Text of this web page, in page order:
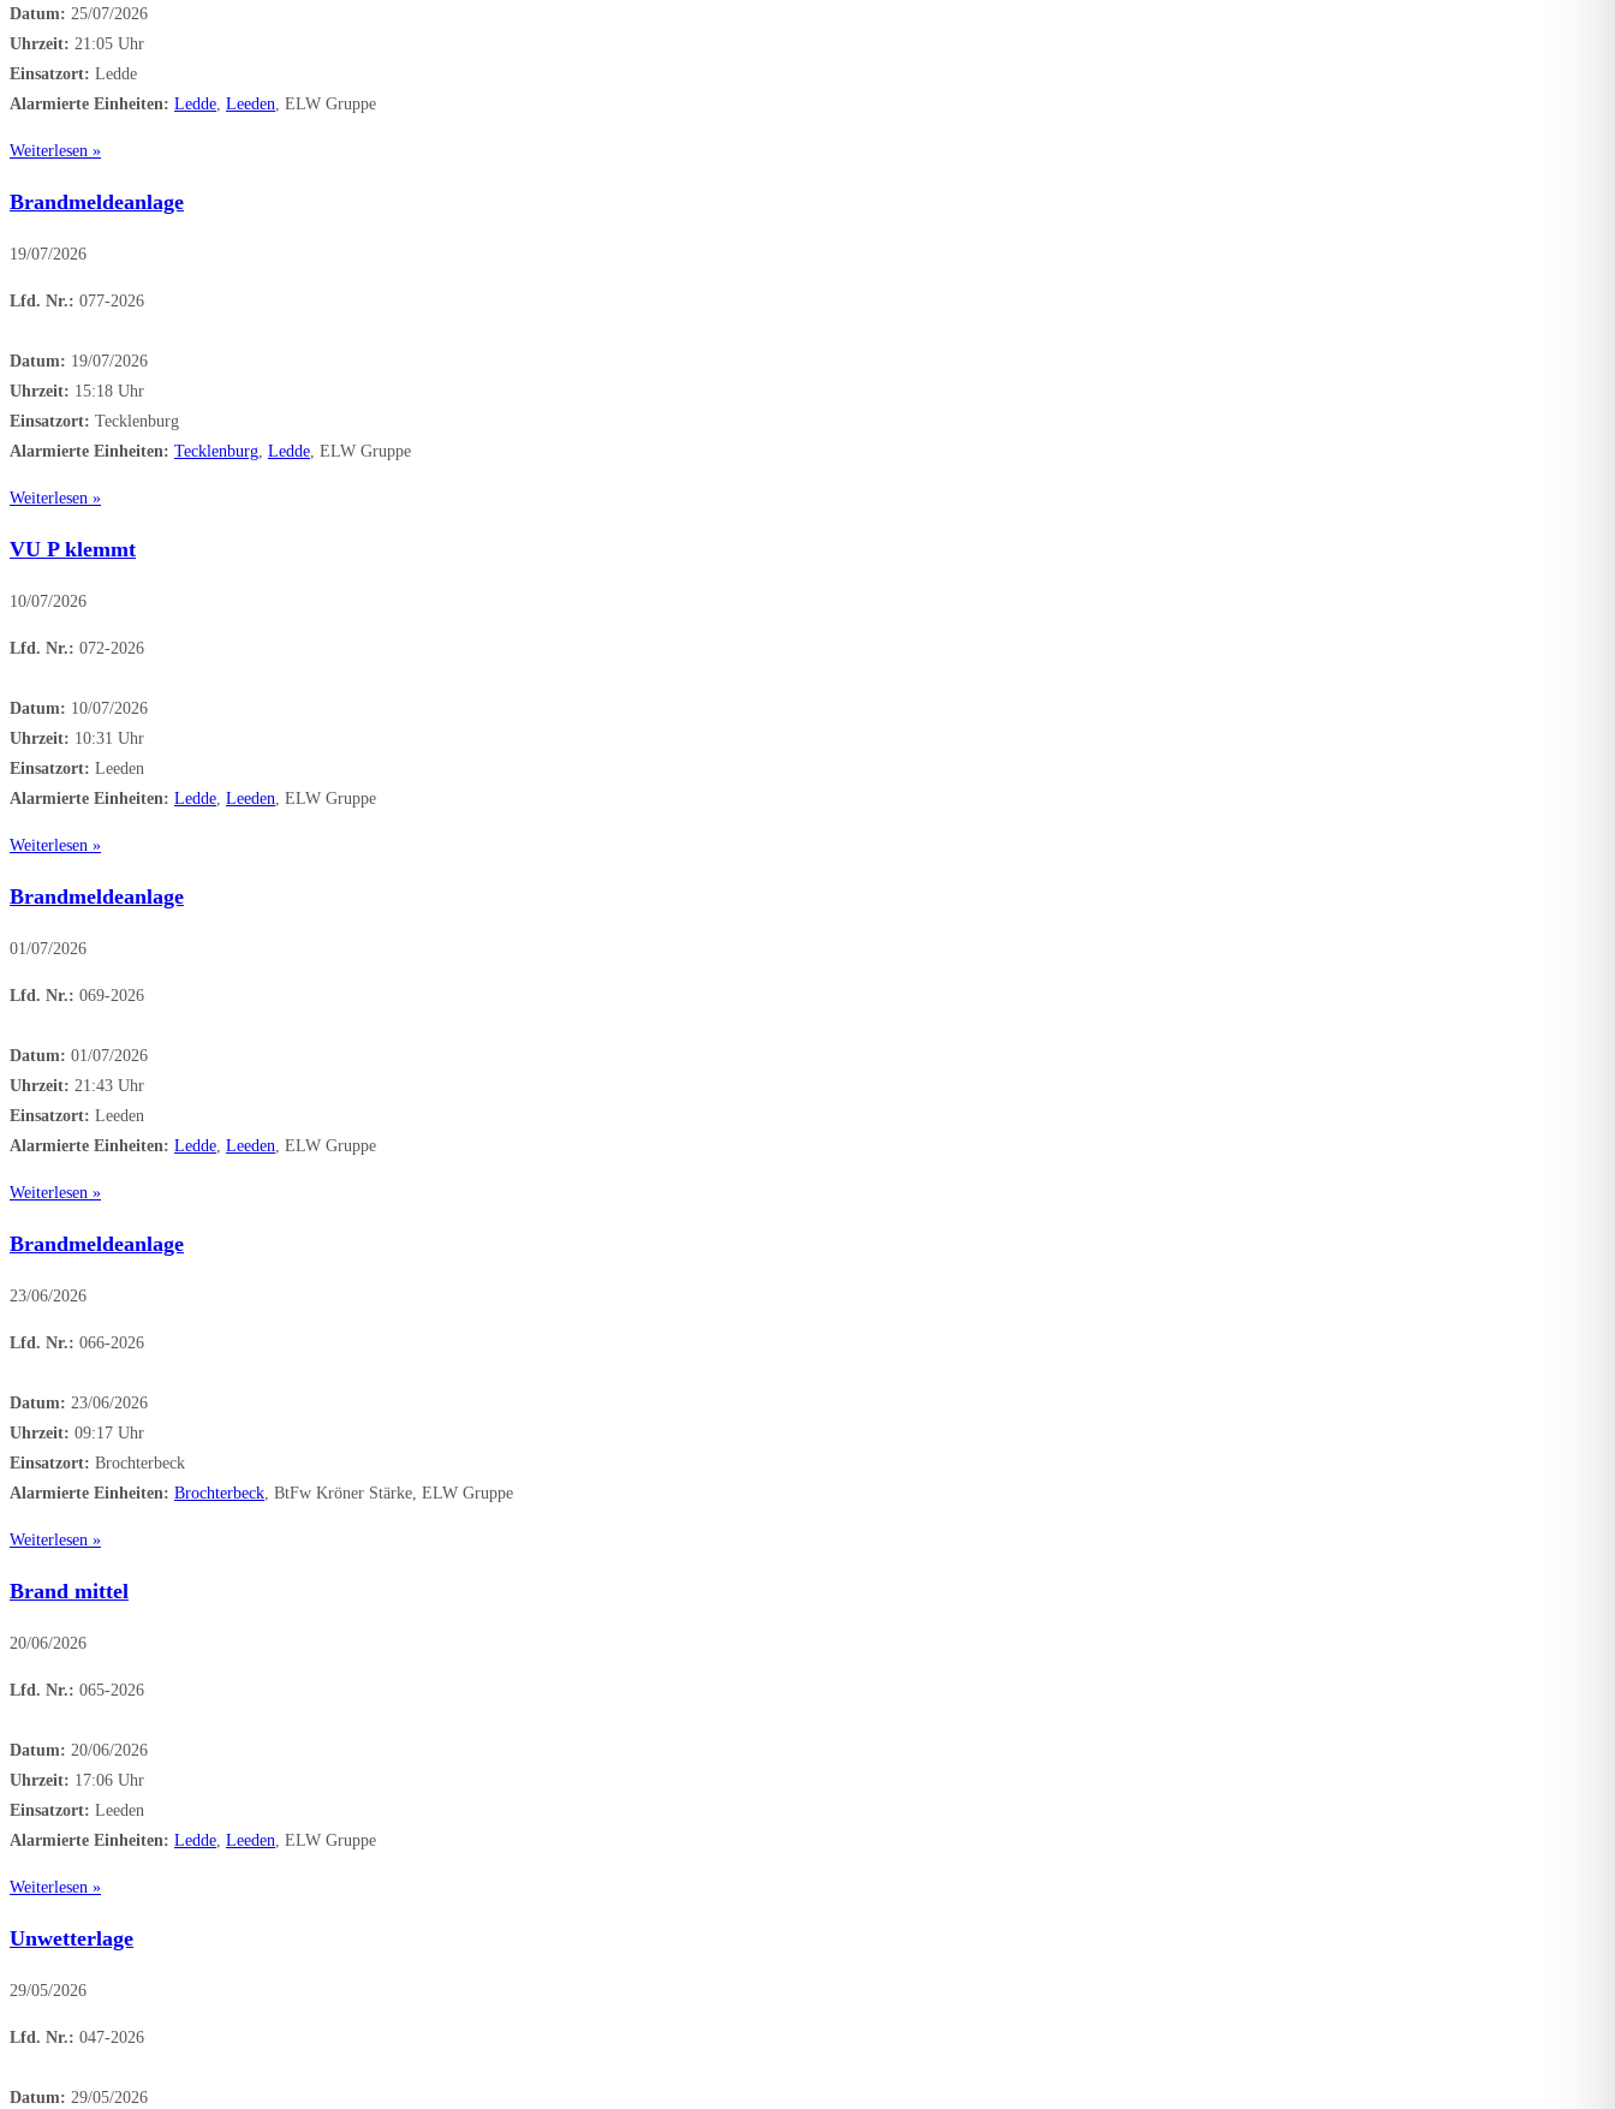
Datum: 25/07/2026
Uhrzeit: 21:05 Uhr
Einsatzort: Ledde
Alarmierte Einheiten: Ledde Leeden , ELW Gruppe
Weiterlesen »
Brandmeldeanlage
19/07/2026
Lfd. Nr.: 077-2026
Datum: 19/07/2026
Uhrzeit: 15:18 Uhr
Einsatzort: Tecklenburg
Alarmierte Einheiten: Tecklenburg Ledde , ELW Gruppe
Weiterlesen »
VU P klemmt
10/07/2026
Lfd. Nr.: 072-2026
Datum: 10/07/2026
Uhrzeit: 10:31 Uhr
Einsatzort: Leeden
Alarmierte Einheiten: Ledde Leeden , ELW Gruppe
Weiterlesen »
Brandmeldeanlage
01/07/2026
Lfd. Nr.: 069-2026
Datum: 01/07/2026
Uhrzeit: 21:43 Uhr
Einsatzort: Leeden
Alarmierte Einheiten: Ledde Leeden , ELW Gruppe
Weiterlesen »
Brandmeldeanlage
23/06/2026
Lfd. Nr.: 066-2026
Datum: 23/06/2026
Uhrzeit: 09:17 Uhr
Einsatzort: Brochterbeck
Alarmierte Einheiten: Brochterbeck , BtFw Kröner Stärke, ELW Gruppe
Weiterlesen »
Brand mittel
20/06/2026
Lfd. Nr.: 065-2026
Datum: 20/06/2026
Uhrzeit: 17:06 Uhr
Einsatzort: Leeden
Alarmierte Einheiten: Ledde Leeden , ELW Gruppe
Weiterlesen »
Unwetterlage
29/05/2026
Lfd. Nr.: 047-2026
Datum: 29/05/2026